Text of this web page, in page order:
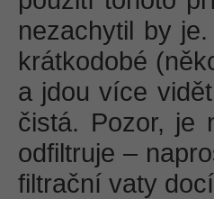
nezachytil by
krátkodobé
a jdou více
čistá. Pozor, je
odfiltruje –
filtrační vaty